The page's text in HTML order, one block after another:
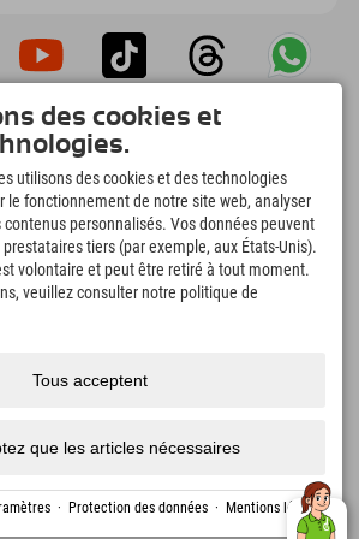
Mon
aperçu de vos
à faire, aperçu
plus encore.
!
d'exploration
et
Nos clients nous
des cookies et
utilisons des cookies et des technologies
le fonctionnement de notre site web, analyser
contenus personnalisés. Vos données peuvent
tiers (par exemple, aux États-Unis).
volontaire et peut être retiré à tout moment.
veuillez consulter notre politique de
Tous acceptent
que les articles nécessaires
· Protection des données · Mentions légales